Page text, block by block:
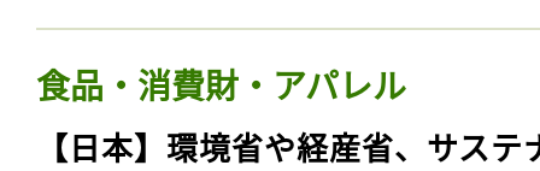
食品・消費財・アパレル
【日本】環境省や経産省、サステ